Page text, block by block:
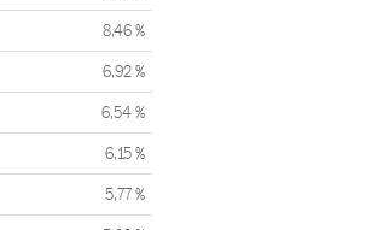
8,46 %
6,92 %
6,54 %
6,15 %
5,77 %